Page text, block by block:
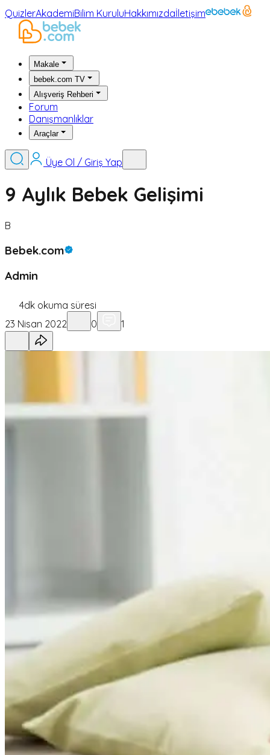
QuizlerAkademiBilim KuruluHakkımızdaİletişim
Makale
bebek.com TV
Alışveriş Rehberi
Forum
Danışmanlıklar
Araçlar
Üye Ol / Giriş Yap
9 Aylık Bebek Gelişimi
B
Bebek.com
Admin
4dk okuma süresi
23 Nisan 2022
0 1